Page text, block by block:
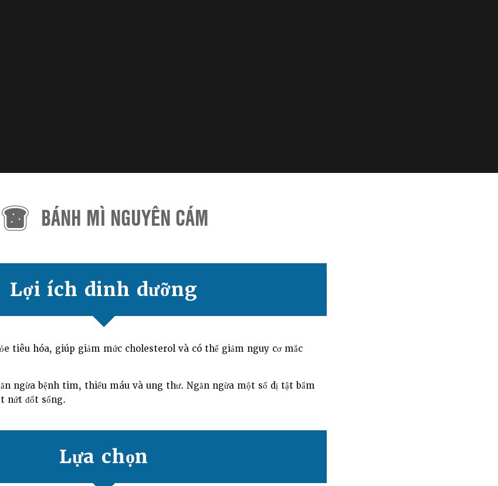
BÁNH MÌ NGUYÊN CÁM
Lợi ích dinh dưỡng
tiêu hóa, giúp giảm mức cholesterol và có thể giảm nguy cơ mắc
ngừa bệnh tim, thiếu máu và ung thư. Ngăn ngừa một số dị tật bẩm
nứt đốt sống.
Lựa chọn